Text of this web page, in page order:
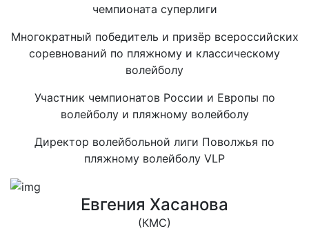
чемпионата суперлиги
Многократный победитель и призёр всероссийских
соревнований по пляжному и классическому
волейболу
Участник чемпионатов России и Европы по
волейболу и пляжному волейболу
Директор волейбольной лиги Поволжья по
пляжному волейболу VLP
Евгения Хасанова
(КМС)